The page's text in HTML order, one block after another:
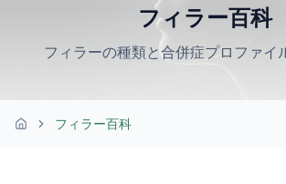
フィラー百科
フィラーの種類と合併症プロファイ
ホーム フィラー百科